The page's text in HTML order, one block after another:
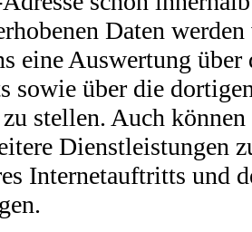
Daten
eine Auswertung über
sowie über die
stellen. Auch
Dienstleistungen
Internetauftritts und